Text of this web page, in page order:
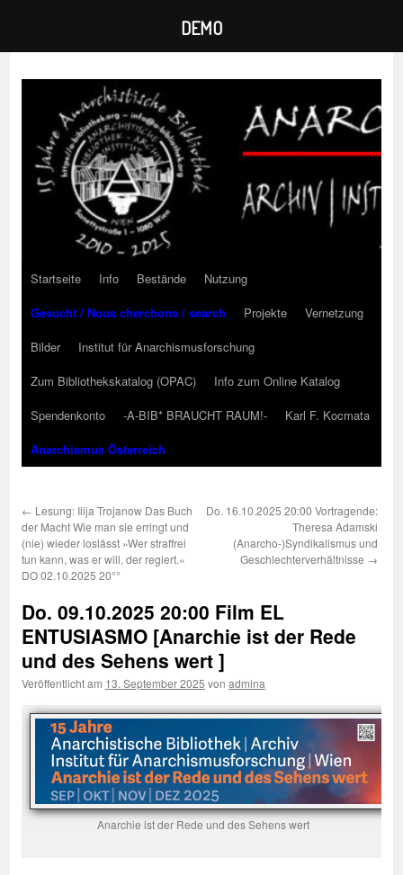
Startseite Info Bestände
Nutzung
Gesucht / Nous cherchons / search
Projekte
Vernetzung
Bilder
Institut für Anarchismusforschung
Zum Bibliothekskatalog (OPAC)
Info zum Online Katalog
Spendenkonto
-A-BIB* BRAUCHT RAUM!-
Karl F. Kocmata
Anarchismus Österreich
← Lesung: Ilija Trojanow Das Buch
der Macht Wie man sie erringt und
(nie) wieder loslässt »Wer straffrei
tun kann, was er will, der regiert.«
DO 02.10.2025 20°°
Do. 16.10.2025 20:00 Vortragende:
Theresa Adamski
(Anarcho-)Syndikalismus und
Geschlechterverhältnisse →
Do. 09.10.2025 20:00 Film EL
ENTUSIASMO [Anarchie ist der Rede
und des Sehens wert ]
Veröffentlicht am 13. September 2025 von admina
Anarchie ist der Rede und des Sehens wert
DEMO